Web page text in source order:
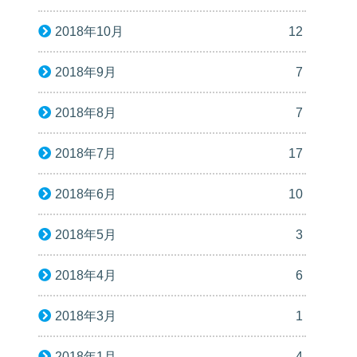
2018年10月 12
2018年9月 7
2018年8月 7
2018年7月 17
2018年6月 10
2018年5月 3
2018年4月 6
2018年3月 1